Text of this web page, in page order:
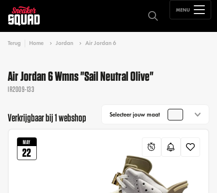
MENU
Terug Home Jordan Air Jordan 6
Air Jordan 6 Wmns "Sail Neutral Olive"
IR2009-133
Verkrijgbaar bij 1 webshop Selecteer jouw maat
MAY
22